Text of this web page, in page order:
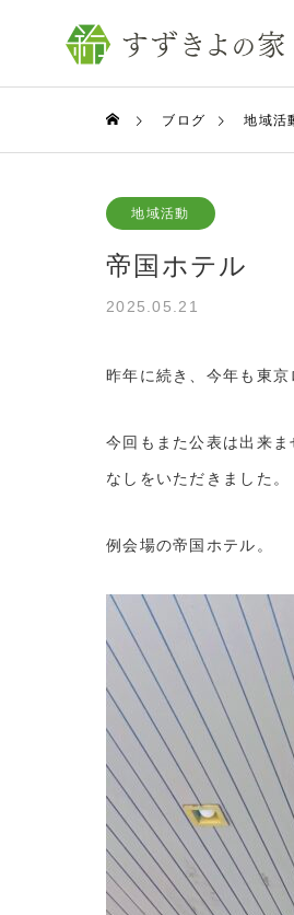
ブログ 地域活
地域活動
帝国ホテル
2025.05.21
昨年に続き、今年も東京
今回もまた公表は出来
なしをいただきました。
例会場の帝国ホテル。